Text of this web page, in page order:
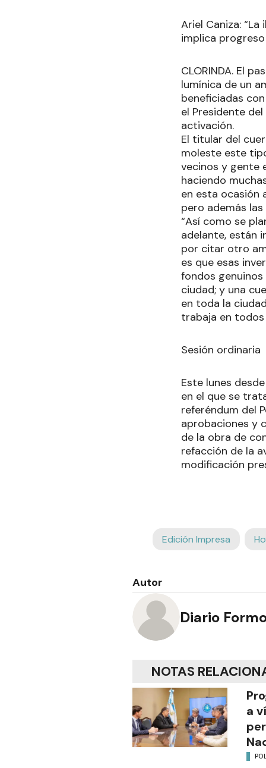
Ariel Caniza: “La
implica
CLORINDA. El
lumínica de un
beneficiadas
el Presidente
activación.
El titular del
moleste este
vecinos y gente
haciendo
en esta ocasión
pero además
“Así como se
adelante, están
por citar otro
es que esas
fondos
ciudad; y una
en toda la
trabaja en todos
Sesión ordinaria
Este lunes
en el que se
referéndum del
aprobaciones y
de la obra de
refacción de la
modificación
Edición Impresa
Autor
Diario
NOTAS
a